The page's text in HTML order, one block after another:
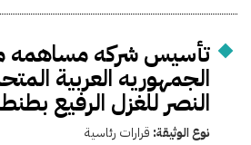
تأسيس شركه مساهمه
الجمهوريه العربية
النصر للغزل الرفيع
نوع الوثيقة: قرارات رئاسية